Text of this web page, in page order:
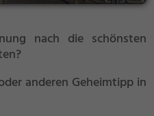
nach die schönsten
anderen Geheimtipp in